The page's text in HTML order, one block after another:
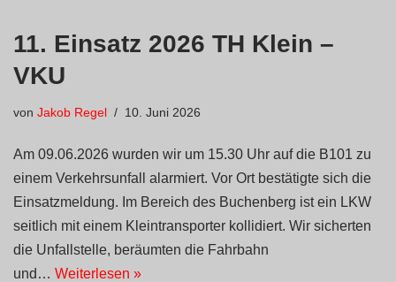
11. Einsatz 2026 TH Klein –
VKU
von Jakob Regel 10. Juni 2026
Am 09.06.2026 wurden wir um 15.30 Uhr auf die B101 zu
einem Verkehrsunfall alarmiert. Vor Ort bestätigte sich die
Einsatzmeldung. Im Bereich des Buchenberg ist ein LKW
seitlich mit einem Kleintransporter kollidiert. Wir sicherten
die Unfallstelle, beräumten die Fahrbahn
und… Weiterlesen »